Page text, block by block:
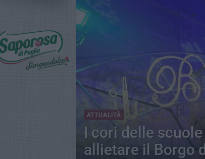
ATTUALITÀ
I cori delle
allietare il Borgo